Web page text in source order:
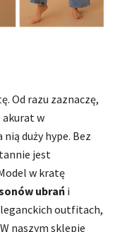
Od razu zaznaczę,
akurat w
duży hype. Bez
jest
w kratę
ubrańi
outfitach,
naszym sklepie